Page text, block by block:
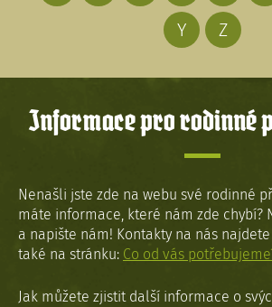
Y
Z
Informace pro rodinné
Nenašli jste zde na webu své rodinné
máte informace, které nám zde chybí?
a napište nám! Kontakty na nás najdete
také na stránku: Co od vás
Jak můžete zjistit další informace o